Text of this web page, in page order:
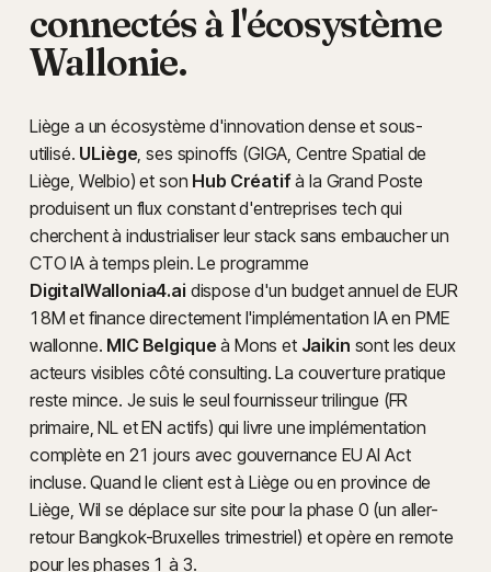
connectés à l'écosystème
Wallonie.
Liège a un écosystème d'innovation dense et sous-
utilisé. ULiège, ses spinoffs (GIGA, Centre Spatial de
Liège, Welbio) et son Hub Créatifà la Grand Poste
produisent un flux constant d'entreprises tech qui
cherchent à industrialiser leur stack sans embaucher un
CTO IA à temps plein. Le programme
DigitalWallonia4.ai dispose d'un budget annuel de EUR
18M et finance directement l'implémentation IA en PME
wallonne. MIC Belgique à Mons et Jaikin sont les deux
acteurs visibles côté consulting. La couverture pratique
reste mince. Je suis le seul fournisseur trilingue (FR
primaire, NL et EN actifs) qui livre une implémentation
complète en 21 jours avec gouvernance EU AI Act
incluse. Quand le client est à Liège ou en province de
Liège, Wil se déplace sur site pour la phase 0 (un aller-
retour Bangkok-Bruxelles trimestriel) et opère en remote
pour les phases 1 à 3.